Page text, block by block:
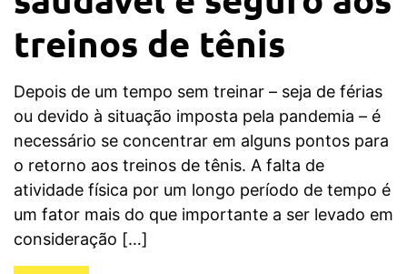
treinos de tênis
Depois de um tempo sem treinar – seja de férias
ou devido à situação imposta pela pandemia – é
necessário se concentrar em alguns pontos para
o retorno aos treinos de tênis. A falta de
atividade física por um longo período de tempo é
um fator mais do que importante a ser levado em
consideração […]